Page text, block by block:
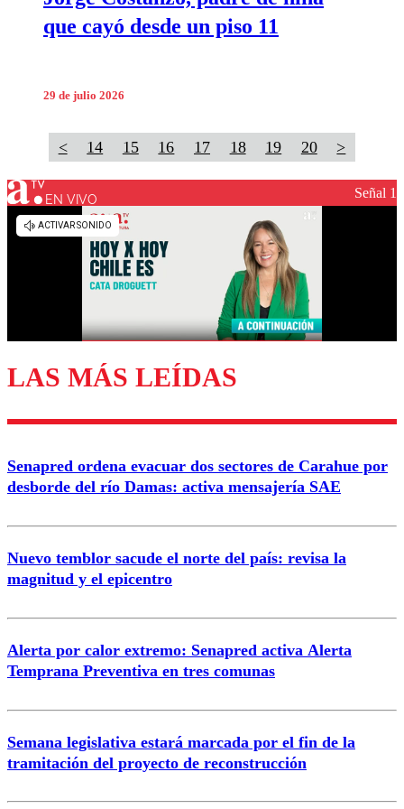
que cayó desde un piso 11
29 de julio 2026
< 14 15 16 17 18 19 20 >
EN VIVO Señal 1
LAS MÁS LEÍDAS
Senapred ordena evacuar dos sectores de Carahue por
desborde del río Damas: activa mensajería SAE
Nuevo temblor sacude el norte del país: revisa la
magnitud y el epicentro
Alerta por calor extremo: Senapred activa Alerta
Temprana Preventiva en tres comunas
Semana legislativa estará marcada por el fin de la
tramitación del proyecto de reconstrucción